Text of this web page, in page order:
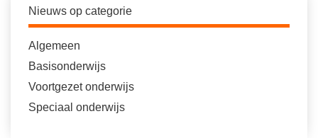
Nieuws op categorie
Algemeen
Basisonderwijs
Voortgezet onderwijs
Speciaal onderwijs